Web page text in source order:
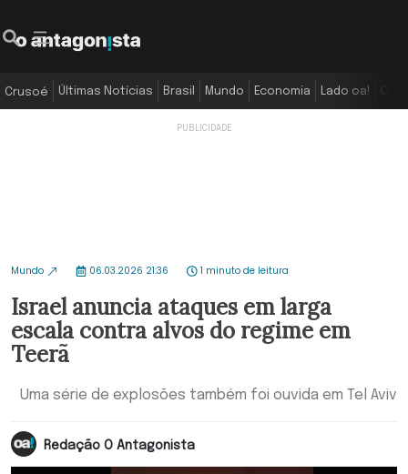
Crusoé Últimas Notícias Brasil Mundo Economia Lado oa!
Mundo 06.03.2026 21:36 1 minuto de leitura
Israel anuncia ataques em larga
escala contra alvos do regime em
Teerã
Uma série de explosões também foi ouvida em Tel Aviv
Redação O Antagonista